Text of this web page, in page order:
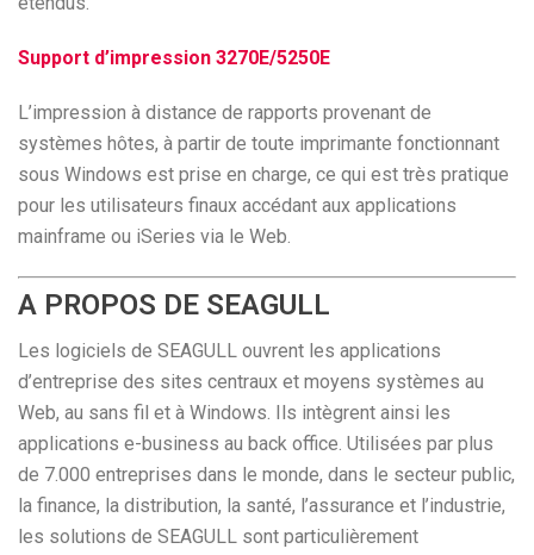
Support d’impression 3270E/5250E
L’impression à distance de rapports provenant de
systèmes hôtes, à partir de toute imprimante fonctionnant
sous Windows est prise en charge, ce qui est très pratique
pour les utilisateurs finaux accédant aux applications
mainframe ou iSeries via le Web.
A PROPOS DE SEAGULL
Les logiciels de SEAGULL ouvrent les applications
d’entreprise des sites centraux et moyens systèmes au
Web, au sans fil et à Windows. Ils intègrent ainsi les
applications e-business au back office. Utilisées par plus
de 7.000 entreprises dans le monde, dans le secteur public,
la finance, la distribution, la santé, l’assurance et l’industrie,
les solutions de SEAGULL sont particulièrement